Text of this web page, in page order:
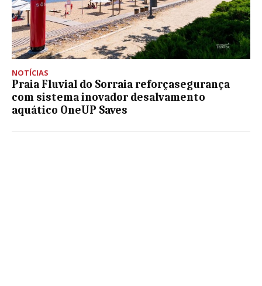
NOTÍCIAS
Praia Fluvial do Sorraia reforçasegurança
com sistema inovador desalvamento
aquático OneUP Saves